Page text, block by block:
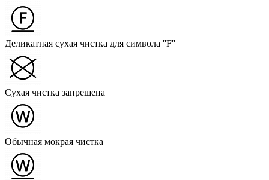
Деликатная сухая чистка для символа ''F''
Сухая чистка запрещена
Обычная мокрая чистка